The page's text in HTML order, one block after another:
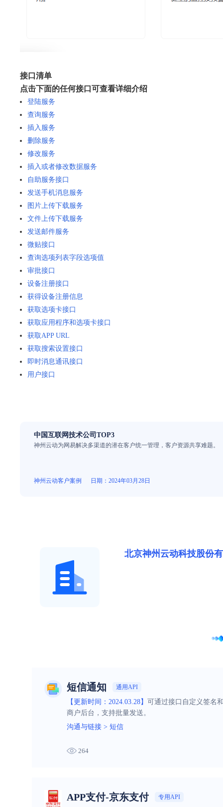
接口清单
点击下面的任何接口可查看详细介绍
登陆服务
查询服务
插入服务
删除服务
修改服务
插入或者修改数据服务
自助服务接口
发送手机消息服务
图片上传下载服务
文件上传下载服务
发送邮件服务
微贴接口
查询选项列表字段选项值
审批接口
设备注册接口
获得设备注册信息
获取选项卡接口
获取应用程序和选项卡接口
获取APP URL
获取搜索设置接口
即时消息通讯接口
用户接口
中国互联网技术公司TOP3
神州云动为网易解决多渠道的潜在客户统一管理，客户资源共享难题。
神州云动客户案例 日期：2024年03月28日
北京神州云动科技股份
短信通知 通用API
【更新时间：2024.03.28】 可通过接口自定义签名
商户后台，支持批量发送。
沟通与链接 > 短信
264
APP支付-京东支付 专用API